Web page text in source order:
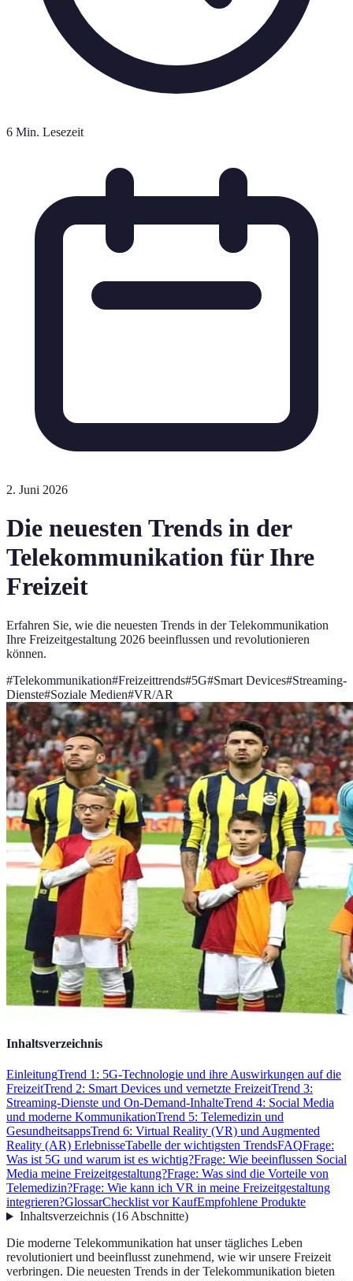
6 Min. Lesezeit
2. Juni 2026
Die neuesten Trends in der
Telekommunikation für Ihre
Freizeit
Erfahren Sie, wie die neuesten Trends in der Telekommunikation
Ihre Freizeitgestaltung 2026 beeinflussen und revolutionieren
können.
#Telekommunikation#Freizeittrends#5G#Smart Devices#Streaming-
Dienste#Soziale Medien#VR/AR
Inhaltsverzeichnis
EinleitungTrend 1: 5G-Technologie und ihre Auswirkungen auf die
FreizeitTrend 2: Smart Devices und vernetzte FreizeitTrend 3:
Streaming-Dienste und On-Demand-InhalteTrend 4: Social Media
und moderne KommunikationTrend 5: Telemedizin und
GesundheitsappsTrend 6: Virtual Reality (VR) und Augmented
Reality (AR) ErlebnisseTabelle der wichtigsten TrendsFAQFrage:
Was ist 5G und warum ist es wichtig?Frage: Wie beeinflussen Social
Media meine Freizeitgestaltung?Frage: Was sind die Vorteile von
Telemedizin?Frage: Wie kann ich VR in meine Freizeitgestaltung
integrieren?GlossarChecklist vor KaufEmpfohlene Produkte
Inhaltsverzeichnis(16Abschnitte)
Die moderne Telekommunikation hat unser tägliches Leben
revolutioniert und beeinflusst zunehmend, wie wir unsere Freizeit
verbringen. Die neuesten Trends in der Telekommunikation bieten